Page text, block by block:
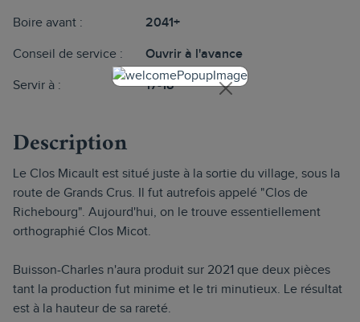
Boire avant : 2041+
Conseil de service : Ouvrir à l'avance
Servir à : 17-18°
Description
Le Clos Micault est situé juste à la sortie du village, sous la
route de Grands Crus. Il fut autrefois appelé "Clos de
Richebourg". Aujourd'hui, on le trouve essentiellement
orthographié Clos Micot.
Buisson-Charles n'aura produit sur 2021 que deux pièces
tant la production fut minime et le tri minutieux. Le résultat
est à la hauteur de sa rareté.